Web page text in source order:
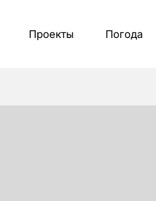
Проекты Погода